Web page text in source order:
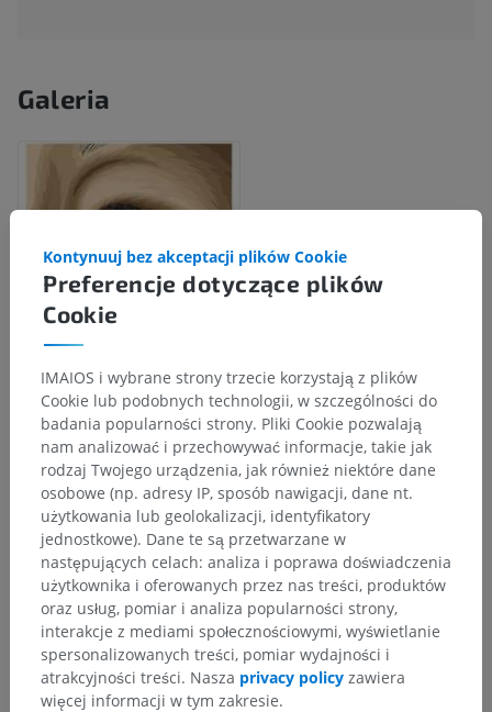
Galeria
Hierarchia anatomiczna
Anatomia weterynaryjna
Powłoka> Owłosienie> Pili tactiles>
Pili tactiles infraorbitales
Powiązane struktury:Nie istnieją struktury powiązane
z tą częścią ciała
Preferencje dotyczące plików
Cookie
Kontynuuj bez akceptacji plików Cookie
IMAIOS i wybrane strony trzecie korzystają z plików
Cookie lub podobnych technologii, w szczególności do
badania popularności strony. Pliki Cookie pozwalają
nam analizować i przechowywać informacje, takie jak
rodzaj Twojego urządzenia, jak również niektóre dane
osobowe (np. adresy IP, sposób nawigacji, dane nt.
użytkowania lub geolokalizacji, identyfikatory
jednostkowe). Dane te są przetwarzane w
następujących celach: analiza i poprawa doświadczenia
użytkownika i oferowanych przez nas treści, produktów
oraz usług, pomiar i analiza popularności strony,
interakcje z mediami społecznościowymi, wyświetlanie
spersonalizowanych treści, pomiar wydajności i
atrakcyjności treści. Nasza privacy policy zawiera
więcej informacji w tym zakresie.